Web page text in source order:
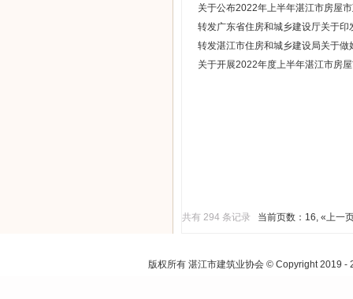
关于公布2022年上半年湛江市房屋
转发广东省住房和城乡建设厅关于
转发湛江市住房和城乡建设局关于
关于开展2022年度上半年湛江市房
共有 294 条记录 当前页数：16, «上一
版权所有 湛江市建筑业协会 © Copyright 2019 -